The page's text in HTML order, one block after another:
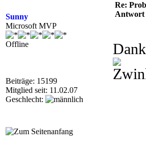
Sunny
Microsoft MVP
Offline
Beiträge: 15199
Mitglied seit: 11.02.07
Geschlecht:
Re:
Antwort